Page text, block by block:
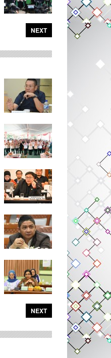
NEXT
NEXT